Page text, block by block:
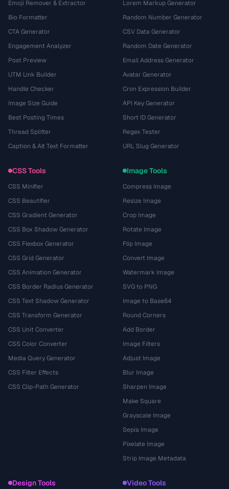
Emoji Remover & Extractor
Bio Formatter
CTA Generator
Engagement Analyzer
Post Preview
UTM Link Builder
Handle Checker
Image Size Guide
Best Posting Times
Thread Splitter
Caption & Alt Text Formatter
Lorem Markup Generator
Random Number Generator
CSV Data Generator
Random Date Generator
Email Address Generator
Avatar Generator
Cron Expression Builder
API Key Generator
Short ID Generator
Regex Tester
URL Slug Generator
CSS Tools
CSS Minifier
CSS Beautifier
CSS Gradient Generator
CSS Box Shadow Generator
CSS Flexbox Generator
CSS Grid Generator
CSS Animation Generator
CSS Border Radius Generator
CSS Text Shadow Generator
CSS Transform Generator
CSS Unit Converter
CSS Color Converter
Media Query Generator
CSS Filter Effects
CSS Clip-Path Generator
Image Tools
Compress Image
Resize Image
Crop Image
Rotate Image
Flip Image
Convert Image
Watermark Image
SVG to PNG
Image to Base64
Round Corners
Add Border
Image Filters
Adjust Image
Blur Image
Sharpen Image
Make Square
Grayscale Image
Sepia Image
Pixelate Image
Strip Image Metadata
Design Tools Video Tools